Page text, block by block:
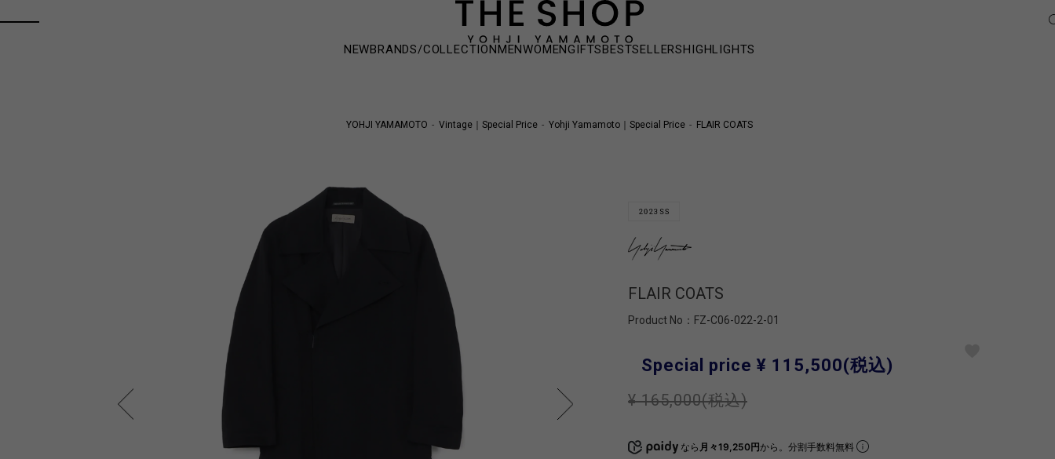
NEWBRANDS/COLLECTIONMENWOMENGIFTSBESTSELLERSHIGHLIGHTS
YOHJI YAMAMOTO Vintage｜Special Price Yohji Yamamoto｜Special Price FLAIR COATS
FLAIR COATS
Product No： FZ-C06-022-2-01
Special price ¥ 115,500(税込)
¥ 165,000(税込)
なら 月々19,250円から。分割手数料無料